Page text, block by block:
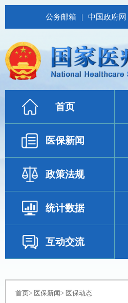
公务邮箱 | 中国政府网
首页
医保新闻
政策法规
统计数据
互动交流
首页> 医保新闻> 医保动态